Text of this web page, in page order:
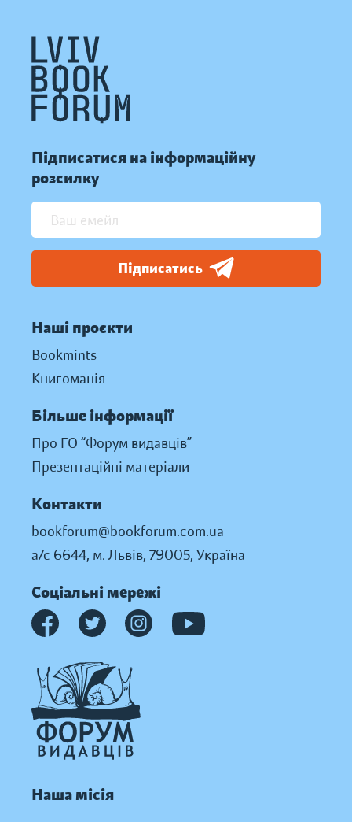
Підписатися на інформаційну
розсилку
Підписатись
Наші проєкти
Bookmints
Книгоманія
Більше інформації
Про ГО “Форум видавців”
Презентаційні матеріали
Контакти
bookforum@bookforum.com.ua
а/с 6644, м. Львів, 79005, Україна
Соціальні мережі
Наша місія